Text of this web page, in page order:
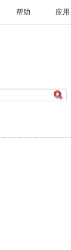
帮助 应用